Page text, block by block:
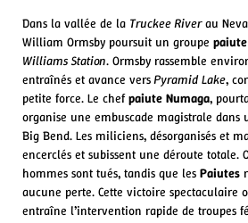
Dans la vallée de la Truckee Riverau
William Ormsby poursuit un groupe paiute
Williams Station. Ormsby rassemble
entraînés et avance versPyramid Lake,
petite force. Le chefpaiute Numaga,
organise une embuscade magistrale dans
Big Bend. Les miliciens, désorganisés et
encerclés et subissent une déroute totale.
hommes sont tués, tandis que les Paiutes
aucune perte. Cette victoire spectaculaire
entraîne l’intervention rapide de troupes